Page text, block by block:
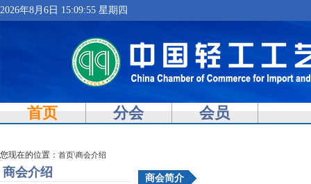
2026年8月6日 15:09:55 星期四
首页 分会 会员
您现在的位置： 首页\商会介绍
商会介绍 商会简介